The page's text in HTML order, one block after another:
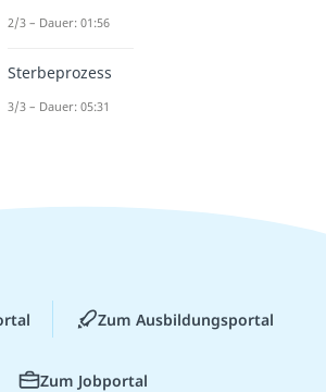
2/3 – Dauer: 01:56
Sterbeprozess
3/3 – Dauer: 05:31
Zum Ausbildungsportal
Zum Jobportal